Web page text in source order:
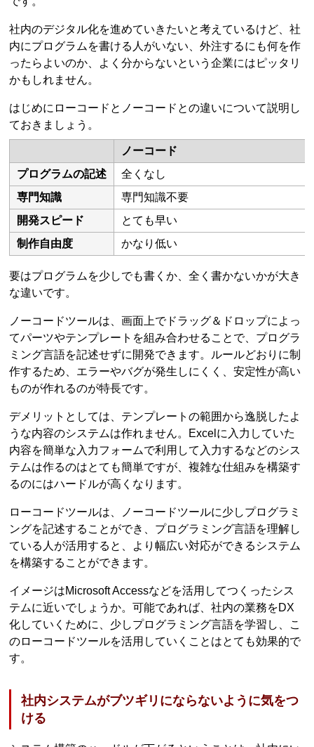
社内のデジタル化を進めていきたいと考えているけど、社
内にプログラムを書ける人がいない、外注するにも何を作
ったらよいのか、よく分からないという企業にはピッタリ
かもしれません。
はじめにローコードとノーコードとの違いについて説明し
ておきましょう。
ノーコード
プログラムの記述
全くなし
専門知識
専門知識不要
開発スピード
とても早い
制作自由度
かなり低い
要はプログラムを少しでも書くか、全く書かないかが大き
な違いです。
ノーコードツールは、画面上でドラッグ＆ドロップによっ
てパーツやテンプレートを組み合わせることで、プログラ
ミング言語を記述せずに開発できます。ルールどおりに制
作するため、エラーやバグが発生しにくく、安定性が高い
ものが作れるのが特長です。
デメリットとしては、テンプレートの範囲から逸脱したよ
うな内容のシステムは作れません。Excelに入力していた
内容を簡単な入力フォームで利用して入力するなどのシス
テムは作るのはとても簡単ですが、複雑な仕組みを構築す
るのにはハードルが高くなります。
ローコードツールは、ノーコードツールに少しプログラミ
ングを記述することができ、プログラミング言語を理解し
ている人が活用すると、より幅広い対応ができるシステム
を構築することができます。
イメージはMicrosoft Accessなどを活用してつくったシス
テムに近いでしょうか。可能であれば、社内の業務をDX
化していくために、少しプログラミング言語を学習し、こ
のローコードツールを活用していくことはとても効果的で
す。
社内システムがブツギリにならないように気をつ
ける